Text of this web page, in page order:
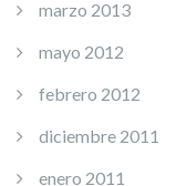
marzo 2013
mayo 2012
febrero 2012
diciembre 2011
enero 2011